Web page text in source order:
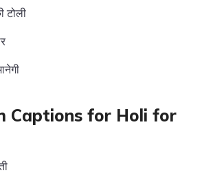
टोली
Captions for Holi for